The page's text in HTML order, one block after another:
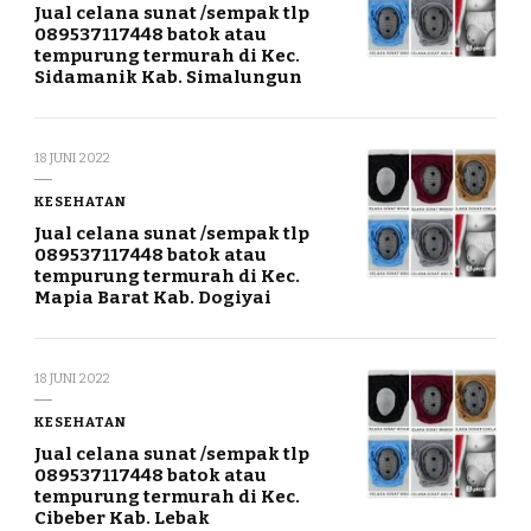
Jual celana sunat /sempak tlp
089537117448 batok atau
tempurung termurah di Kec.
Sidamanik Kab. Simalungun
18 JUNI 2022
KESEHATAN
Jual celana sunat /sempak tlp
089537117448 batok atau
tempurung termurah di Kec.
Mapia Barat Kab. Dogiyai
18 JUNI 2022
KESEHATAN
Jual celana sunat /sempak tlp
089537117448 batok atau
tempurung termurah di Kec.
Cibeber Kab. Lebak